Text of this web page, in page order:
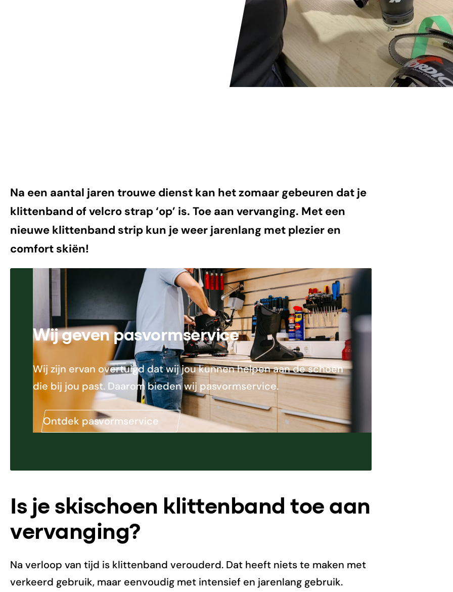
Na een aantal jaren trouwe dienst kan het zomaar gebeuren dat je
klittenband of velcro strap ‘op’ is. Toe aan vervanging. Met een
nieuwe klittenband strip kun je weer jarenlang met plezier en
comfort skiën!
Wij geven pasvormservice
Wij zijn ervan overtuigd dat wij jou kunnen helpen aan de schoen
die bij jou past. Daarom bieden wij pasvormservice.
Ontdek pasvormservice
Is je skischoen klittenband toe aan
vervanging?
Na verloop van tijd is klittenband verouderd. Dat heeft niets te maken met
verkeerd gebruik, maar eenvoudig met intensief en jarenlang gebruik.